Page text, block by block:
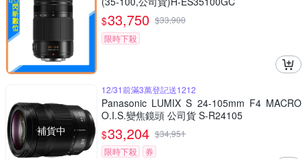
$33,750 $33,900
限時下殺
補貨中
12/31前滿3萬登記送1212
Panasonic LUMIX S 24-105mm F4 MACRO
O.I.S.變焦鏡頭 公司貨 S-R24105
$33,204 $34,951
限時下殺
券